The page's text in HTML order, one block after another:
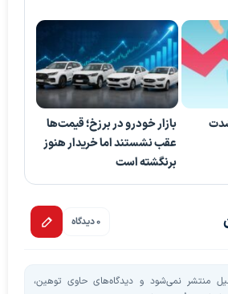
بازار خودرو در برزخ؛ قیمت‌ها
عقب نشستند اما خریدار هنوز
برنگشته است
0 دیدگاه
منتشر نمی‌شود و دیدگاه‌های حاوی توهین،